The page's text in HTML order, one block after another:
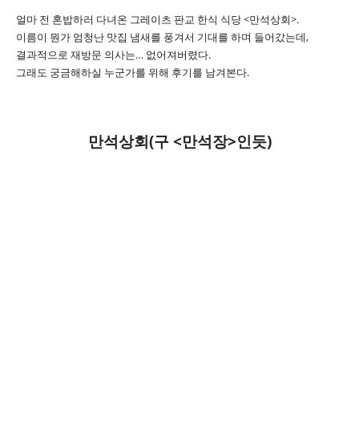
얼마 전 혼밥하러 다녀온 그레이츠 판교 한식 식당 <만석상회>.
이름이 뭔가 엄청난 맛집 냄새를 풍겨서 기대를 하며 들어갔는데,
결과적으로 재방문 의사는… 없어져버렸다.
그래도 궁금해하실 누군가를 위해 후기를 남겨본다.
만석상회(구 <만석장>인듯)